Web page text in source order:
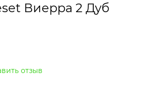
Виерра 2 Дуб
отзыв